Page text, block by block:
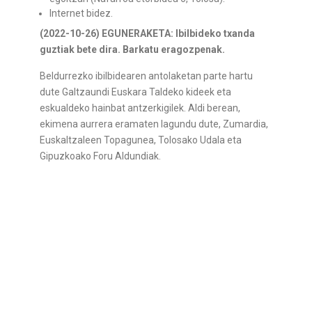
Internet bidez.
(2022-10-26) EGUNERAKETA: Ibilbideko txanda
guztiak bete dira. Barkatu eragozpenak.
Beldurrezko ibilbidearen antolaketan parte hartu
dute Galtzaundi Euskara Taldeko kideek eta
eskualdeko hainbat antzerkigilek. Aldi berean,
ekimena aurrera eramaten lagundu dute, Zumardia,
Euskaltzaleen Topagunea, Tolosako Udala eta
Gipuzkoako Foru Aldundiak.